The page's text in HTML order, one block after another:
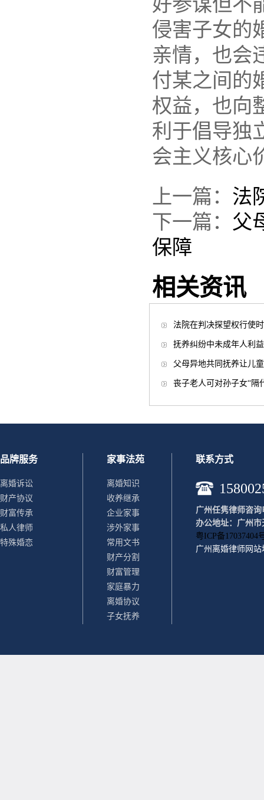
好参谋但不
侵害子女的
亲情，也会
付某之间的
权益，也向
利于倡导独
会主义核心
上一篇： 法
下一篇： 父
保障
相关资讯
法院在判决探望权行使
抚养纠纷中未成年人利
父母异地共同抚养让儿
丧子老人可对孙子女“隔
品牌服务 家事法苑 联系方式
离婚诉讼
财产协议
财富传承
私人律师
特殊婚恋
离婚知识
收养继承
企业家事
涉外家事
常用文书
财产分割
财富管理
家庭暴力
离婚协议
子女抚养
广州任隽律师咨询
办公地址：广州市
粤ICP备17037404
广州离婚律师 网站